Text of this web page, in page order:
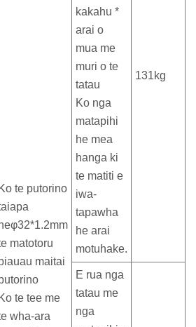
Ko te putorino
heφ32*1.2mm
matotoru
maitai
Ko te tee me
wha-ara
kakahu *
arai o
mua me
muri o te
tatau
Ko nga
matapihi
he mea
hanga ki
te matiti e
iwa-
tapawha
he arai
motuhake.
131kg
E rua nga
tatau me
nga